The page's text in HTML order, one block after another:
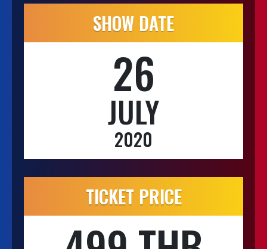
SHOW DATE
26
JULY
2020
TICKET PRICE